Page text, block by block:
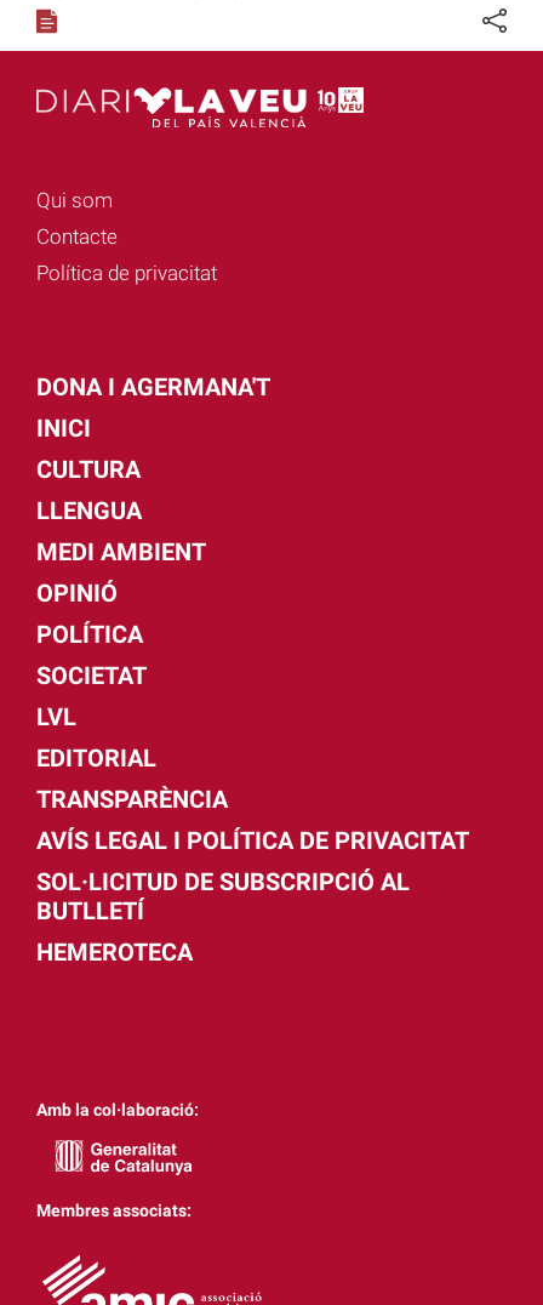
Qui som
Contacte
Política de privacitat
DONA I AGERMANA'T
INICI
CULTURA
LLENGUA
MEDI AMBIENT
OPINIÓ
POLÍTICA
SOCIETAT
LVL
EDITORIAL
TRANSPARÈNCIA
AVÍS LEGAL I POLÍTICA DE PRIVACITAT
SOL·LICITUD DE SUBSCRIPCIÓ AL
BUTLLETÍ
HEMEROTECA
Amb la col·laboració:
Membres associats: